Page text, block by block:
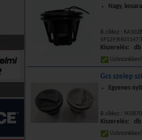
Nagy,
B.cikksz.:
Kiszerelés: db
Gcs szelep
Egyenes
B.cikksz.:
Kiszerelés: db